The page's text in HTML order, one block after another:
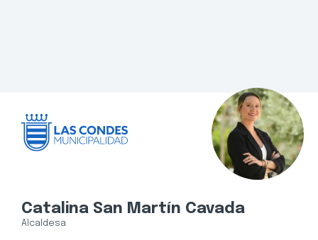
Catalina San Martín Cavada
Alcaldesa